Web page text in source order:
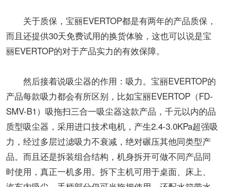
关于质保，宝丽EVERTOP都是有两年的产品质保，
而且还提供30天免费试用的换货体验，这也可以说是宝
丽EVERTOP的对于产品实力的有效保障。
然后接着说吸尘器的作用：吸力。宝丽EVERTOP的
产品每款吸力都会有所区别，比如宝丽EVERTOP（FD-
SMV-B1）吸拖扫三合一吸尘器这款产品，千元以内的品
质型吸尘器，采用进口技术电机，产生2.4-3.0KPa超强吸
力，经过多层过滤吸力不衰减，绝对碾压其他同类型产
品。而且还是拆装组合结构，机身拆开可做不同产品同
时使用，真正一机多用。拆下主机可用于桌面、床上、